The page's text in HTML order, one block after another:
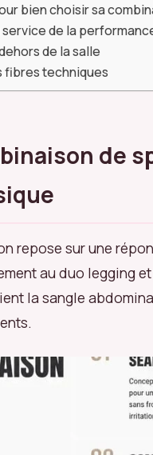
bien choisir sa
de la
de la salle
fibres techniques
de
repose sur une
au duo legging
la sangle